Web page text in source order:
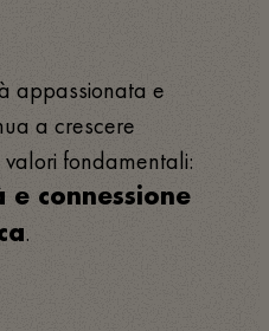
appassionata e
a crescere
fondamentali:
connessione
.